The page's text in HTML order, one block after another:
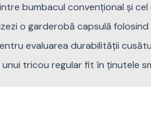
bumbacul convențional și cel
o garderobă capsulă
evaluarea durabilității
tricou regular fit în ținutele